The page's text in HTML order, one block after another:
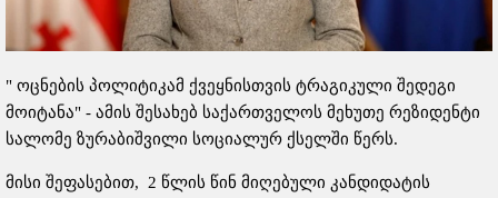
" ოცნების პოლიტიკამ ქვეყნისთვის ტრაგიკული შედეგი
მოიტანა" - ამის შესახებ საქართველოს მეხუთე რეზიდენტი
სალომე ზურაბიშვილი სოციალურ ქსელში წერს.
მისი შეფასებით, 2 წლის წინ მიღებული კანდიდატის